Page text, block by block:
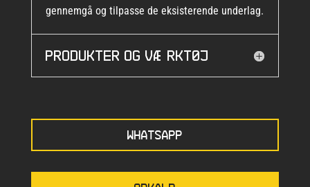
gennemgå og tilpasse de eksisterende underlag.
Produkter og værktøj
WHATSAPP